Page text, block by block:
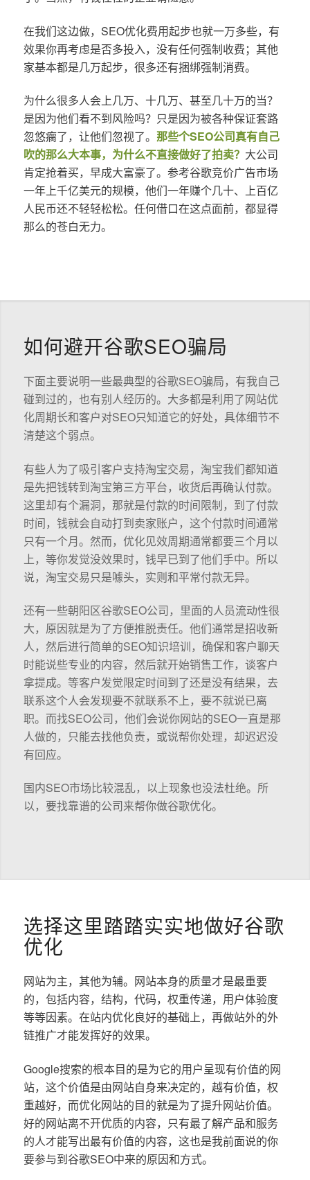
在我们这边做，SEO优化费用起步也就一万多些，有
效果你再考虑是否多投入，没有任何强制收费；其他
家基本都是几万起步，很多还有捆绑强制消费。
为什么很多人会上几万、十几万、甚至几十万的当？
是因为他们看不到风险吗？只是因为被各种保证套路
忽悠瘸了，让他们忽视了。 那些个SEO公司真有自己
吹的那么大本事，为什么不直接做好了拍卖？ 大公司
肯定抢着买，早成大富豪了。参考谷歌竞价广告市场
一年上千亿美元的规模，他们一年赚个几十、上百亿
人民币还不轻轻松松。任何借口在这点面前，都显得
那么的苍白无力。
如何避开谷歌SEO骗局
下面主要说明一些最典型的谷歌SEO骗局，有我自己
碰到过的，也有别人经历的。大多都是利用了网站优
化周期长和客户对SEO只知道它的好处，具体细节不
清楚这个弱点。
有些人为了吸引客户支持淘宝交易，淘宝我们都知道
是先把钱转到淘宝第三方平台，收货后再确认付款。
这里却有个漏洞，那就是付款的时间限制，到了付款
时间，钱就会自动打到卖家账户，这个付款时间通常
只有一个月。然而，优化见效周期通常都要三个月以
上，等你发觉没效果时，钱早已到了他们手中。所以
说，淘宝交易只是噱头，实则和平常付款无异。
还有一些朝阳区谷歌SEO公司，里面的人员流动性很
大，原因就是为了方便推脱责任。他们通常是招收新
人，然后进行简单的SEO知识培训，确保和客户聊天
时能说些专业的内容，然后就开始销售工作，谈客户
拿提成。等客户发觉限定时间到了还是没有结果，去
联系这个人会发现要不就联系不上，要不就说已离
职。而找SEO公司，他们会说你网站的SEO一直是那
人做的，只能去找他负责，或说帮你处理，却迟迟没
有回应。
国内SEO市场比较混乱，以上现象也没法杜绝。所
以，要找靠谱的公司来帮你做谷歌优化。
选择这里踏踏实实地做好谷歌
优化
网站为主，其他为辅。网站本身的质量才是最重要
的，包括内容，结构，代码，权重传递，用户体验度
等等因素。在站内优化良好的基础上，再做站外的外
链推广才能发挥好的效果。
Google搜索的根本目的是为它的用户呈现有价值的网
站，这个价值是由网站自身来决定的，越有价值，权
重越好，而优化网站的目的就是为了提升网站价值。
好的网站离不开优质的内容，只有最了解产品和服务
的人才能写出最有价值的内容，这也是我前面说的你
要参与到谷歌SEO中来的原因和方式。